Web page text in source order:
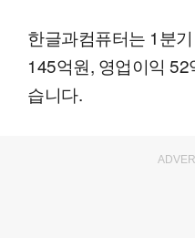
한글과컴퓨터는 1분
145억원, 영업이익
습니다.